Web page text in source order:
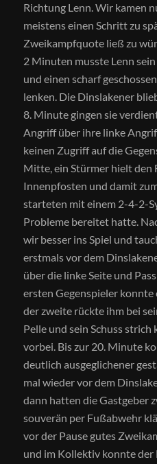
Richtung Lenn. Wir kamen
meistens einen Schritt zu
Zweikampfquote ließ zu
2 Minuten musste Lenn
und einen scharf
lenken. Die Dinslakener
8. Minute gingen sie
Angriff über ihre linke
keinen Zugriff auf die
Mitte, ein Stürmer hielt den
Innenpfosten und damit
starteten mit einem 2-4-2-
Probleme bereitet hatte.
wir besser ins Spiel und
erstmals vor dem
über die linke Seite und
ersten Gegenspieler
der zweite rückte ihm bei
Pelle und sein Schuss
vorbei. Bis zur 20. Minute
deutlich ausgeglichener
mal wieder vor dem
dann hatten die Gastgeber
souverän per Fußabwehr
vor der Pause gutes
und im Kollektiv konnte